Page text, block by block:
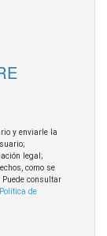
y enviarle la
legal;
como se
Puede consultar
Política de